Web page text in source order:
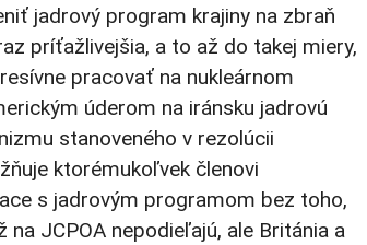
jadrový program krajiny na zbraň
príťažlivejšia, a to až do takej miery,
pracovať na nukleárnom
úderom na iránsku jadrovú
stanoveného v rezolúcii
ktorémukoľvek členovi
s jadrovým programom bez toho,
JCPOA nepodieľajú, ale Británia a